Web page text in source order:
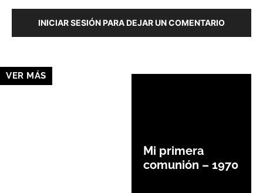
INICIAR SESIÓN PARA DEJAR UN COMENTARIO
VER MÁS
Mi primera
comunión – 1970